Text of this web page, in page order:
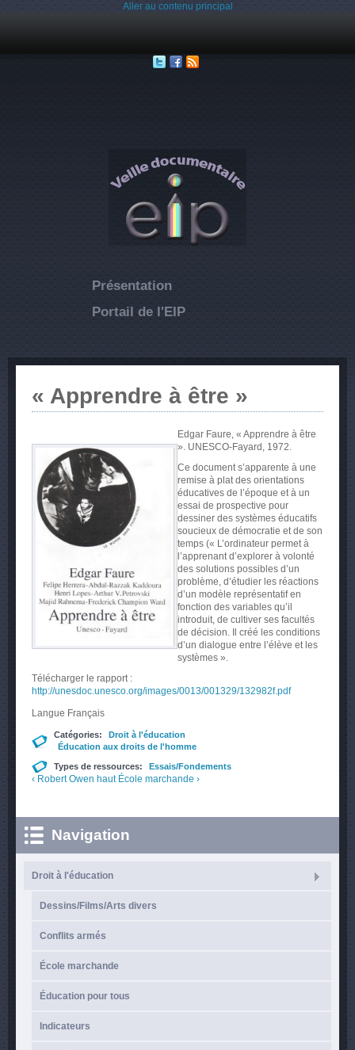
Aller au contenu principal
Présentation
Portail de l'EIP
« Apprendre à être »
Edgar Faure, « Apprendre à être
». UNESCO-Fayard, 1972.
Ce document s’apparente à une
remise à plat des orientations
éducatives de l’époque et à un
essai de prospective pour
dessiner des systèmes éducatifs
soucieux de démocratie et de son
temps (« L’ordinateur permet à
l’apprenant d’explorer à volonté
des solutions possibles d’un
problème, d’étudier les réactions
d’un modèle représentatif en
fonction des variables qu’il
introduit, de cultiver ses facultés
de décision. Il créé les conditions
d’un dialogue entre l’élève et les
systèmes ».
Télécharger le rapport :
http://unesdoc.unesco.org/images/0013/001329/132982f.pdf
Langue Français
Catégories:
Droit à l'éducation
Éducation aux droits de l'homme
Types de ressources: Essais/Fondements
‹ Robert Owen haut École marchande ›
Navigation
Droit à l'éducation
Dessins/Films/Arts divers
Conflits armés
École marchande
Éducation pour tous
Indicateurs